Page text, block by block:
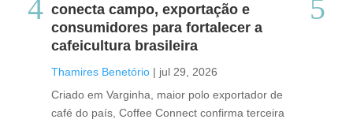
conecta campo, exportação e
consumidores para fortalecer a
cafeicultura brasileira
Thamires Benetório | jul 29, 2026
Criado em Varginha, maior polo exportador de
café do país, Coffee Connect confirma terceira